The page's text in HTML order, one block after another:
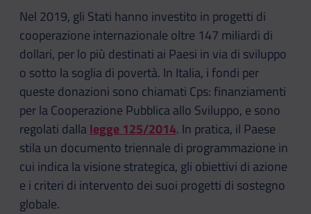
Nel 2019, gli Stati hanno investito in progetti di
cooperazione internazionale oltre 147 miliardi di
dollari, per lo più destinati ai Paesi in via di sviluppo
o sotto la soglia di povertà. In Italia, i fondi per
queste donazioni sono chiamati Cps: finanziamenti
per la Cooperazione Pubblica allo Sviluppo, e sono
regolati dallalegge 125/2014. In pratica, il Paese
stila un documento triennale di programmazione in
cui indica la visione strategica, gli obiettivi di azione
e i criteri di intervento dei suoi progetti di sostegno
globale.